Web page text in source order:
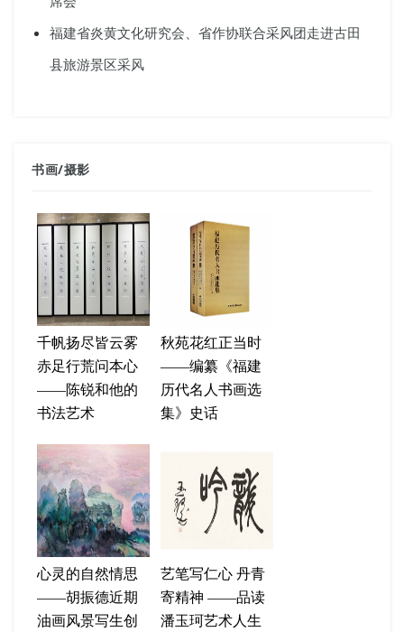
福建省炎黄文化研究会、省作协联合采风团走进古田
县旅游景区采风
书画/摄影
千帆扬尽皆云雾
赤足行荒问本心
——陈锐和他的
书法艺术
秋苑花红正当时
——编纂《福建
历代名人书画选
集》史话
心灵的自然情思
——胡振德近期
油画风景写生创
艺笔写仁心 丹青
寄精神 ——品读
潘玉珂艺术人生